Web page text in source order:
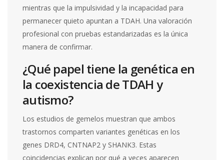
mientras que la impulsividad y la incapacidad para
permanecer quieto apuntan a TDAH. Una valoración
profesional con pruebas estandarizadas es la única
manera de confirmar.
¿Qué papel tiene la genética en
la coexistencia de TDAH y
autismo?
Los estudios de gemelos muestran que ambos
trastornos comparten variantes genéticas en los
genes DRD4, CNTNAP2 y SHANK3. Estas
coincidencias explican por qué a veces aparecen